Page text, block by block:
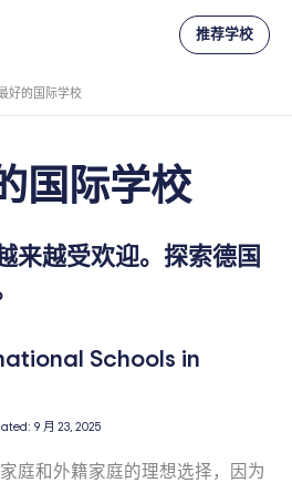
推荐学校
好的国际学校
国际学校
来越受欢迎。探索德国
9 月 23, 2025
庭和外籍家庭的理想选择，因为